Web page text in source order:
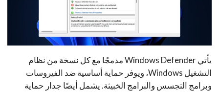
يأتي Windows Defender مدمجًا مع كل نسخة من نظام
التشغيل Windows، ويوفر حماية أساسية ضد الفيروسات
وبرامج التجسس والبرامج الخبيثة. يشمل أيضًا جدار حماية